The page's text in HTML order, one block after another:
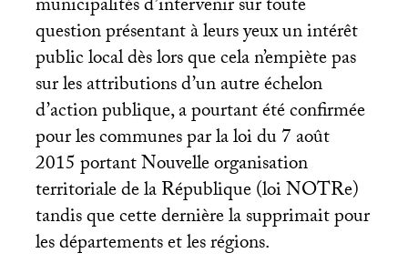
municipalités d’intervenir sur toute
question présentant à leurs yeux un intérêt
public local dès lors que cela n’empiète pas
sur les attributions d’un autre échelon
d’action publique, a pourtant été confirmée
pour les communes par la loi du 7 août
2015 portant Nouvelle organisation
territoriale de la République (loi NOTRe)
tandis que cette dernière la supprimait pour
les départements et les régions.